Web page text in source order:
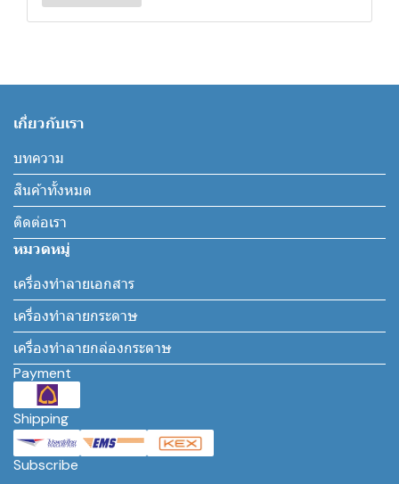
เกี่ยวกับเรา
บทความ
สินค้าทั้งหมด
ติดต่อเรา
หมวดหมู่
เครื่องทำลายเอกสาร
เครื่องทำลายกระดาษ
เครื่องทำลายกล่องกระดาษ
Payment
Shipping
Subscribe